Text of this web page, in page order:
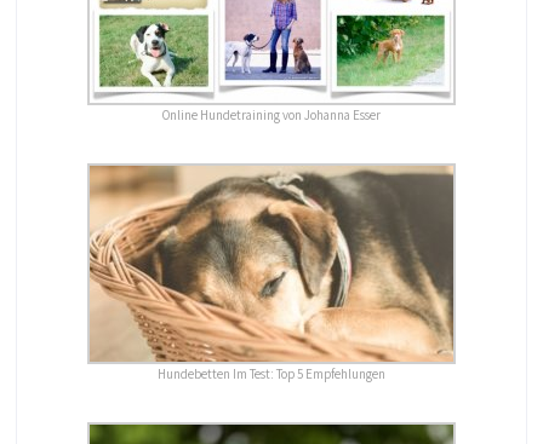
Online Hundetraining von Johanna Esser
Hundebetten Im Test: Top 5 Empfehlungen